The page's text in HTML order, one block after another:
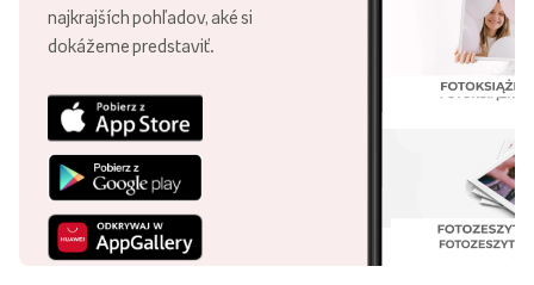
najkrajších pohľadov, aké si
dokážeme predstaviť.